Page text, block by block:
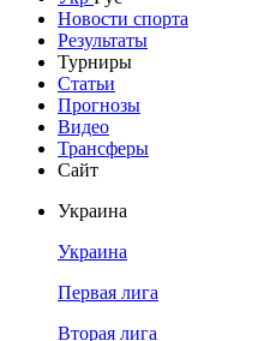
Новости спорта
Результаты
Турниры
Статьи
Прогнозы
Видео
Трансферы
Сайт
Украина
Украина
Первая лига
Вторая лига